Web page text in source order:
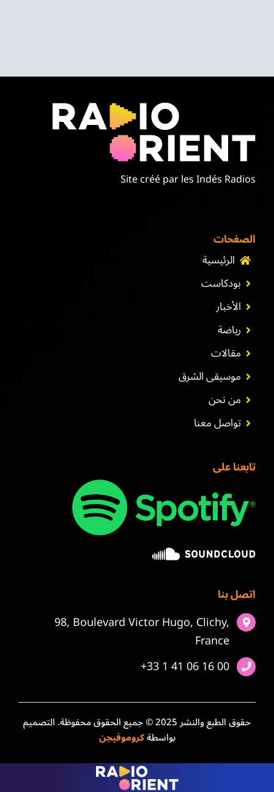
Site créé par les Indés Radios
الصفحات
الرئيسية
بودكاست
الأخبار
رياضة
مقالات
موسيقى الشرق
من نحن
تواصل معنا
تابعنا على
اتصل بنا
98, Boulevard Victor Hugo, Clichy,
France
+33 1 41 06 16 00
حقوق الطبع والنشر 2025 © جميع الحقوق محفوظة. التصميم
بواسطةكروموفيجن